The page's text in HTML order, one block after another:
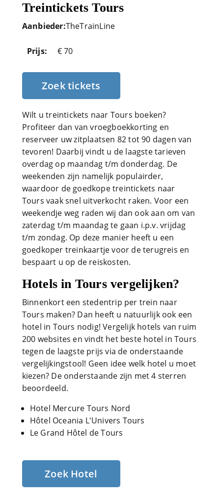
Treintickets Tours
Aanbieder:TheTrainLine
Prijs: € 70
Zoek tickets
Wilt u treintickets naar Tours boeken?
Profiteer dan van vroegboekkorting en
reserveer uw zitplaatsen 82 tot 90 dagen van
tevoren! Daarbij vindt u de laagste tarieven
overdag op maandag t/m donderdag. De
weekenden zijn namelijk populairder,
waardoor de goedkope treintickets naar
Tours vaak snel uitverkocht raken. Voor een
weekendje weg raden wij dan ook aan om van
zaterdag t/m maandag te gaan i.p.v. vrijdag
t/m zondag. Op deze manier heeft u een
goedkoper treinkaartje voor de terugreis en
bespaart u op de reiskosten.
Hotels in Tours vergelijken?
Binnenkort een stedentrip per trein naar
Tours maken? Dan heeft u natuurlijk ook een
hotel in Tours nodig! Vergelijk hotels van ruim
200 websites en vindt het beste hotel in Tours
tegen de laagste prijs via de onderstaande
vergelijkingstool! Geen idee welk hotel u moet
kiezen? De onderstaande zijn met 4 sterren
beoordeeld.
Hotel Mercure Tours Nord
Hôtel Oceania L'Univers Tours
Le Grand Hôtel de Tours
Zoek Hotel